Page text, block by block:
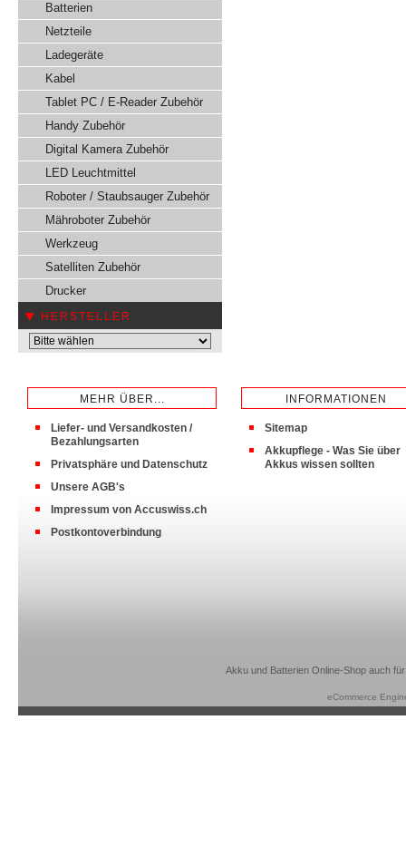
Batterien
Netzteile
Ladegeräte
Kabel
Tablet PC / E-Reader Zubehör
Handy Zubehör
Digital Kamera Zubehör
LED Leuchtmittel
Roboter / Staubsauger Zubehör
Mähroboter Zubehör
Werkzeug
Satelliten Zubehör
Drucker
HERSTELLER
MEHR ÜBER...
Liefer- und Versandkosten /
Bezahlungsarten
Privatsphäre und Datenschutz
Unsere AGB's
Impressum von Accuswiss.ch
Postkontoverbindung
INFORMATIONEN
Sitemap
Akkupflege - Was Sie über
Akkus wissen sollten
Akku und Batterien Online-Shop auch
eCommerce